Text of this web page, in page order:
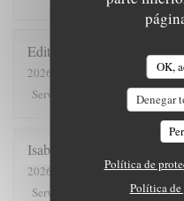
OK,
Denegar
Política de
Política de
Edith
2026-07-26
- 19:00 - Invitados 8
Servicio
Ambiente:4/5
Isabelle
2026-07-25
- 12:30 - Invitados 7
Servicio
Ambiente:5/5